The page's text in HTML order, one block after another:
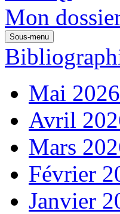
Mon
Sous-menu
Mai 2026
Avril
Mars
Février
Janvier